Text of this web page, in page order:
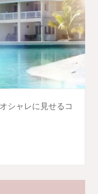
シャレに見せるコ